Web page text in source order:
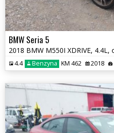
BMW Seria 5
4.4 Benzyna KM 462 2018